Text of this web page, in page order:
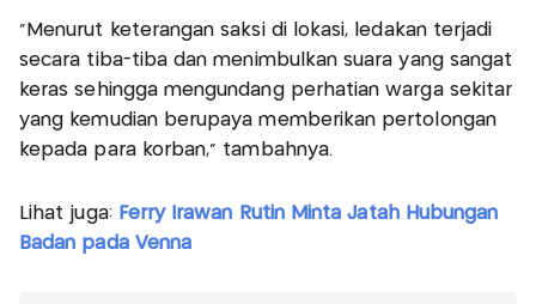
“Menurut keterangan saksi di lokasi, ledakan terjadi
secara tiba-tiba dan menimbulkan suara yang sangat
keras sehingga mengundang perhatian warga sekitar
yang kemudian berupaya memberikan pertolongan
kepada para korban,” tambahnya.
Lihat juga: Ferry Irawan Rutin Minta Jatah Hubungan
Badan pada Venna